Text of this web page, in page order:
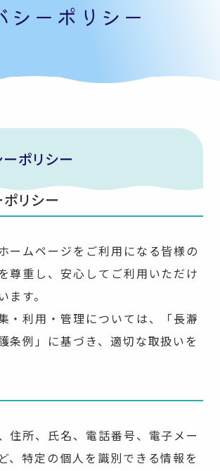
シーポリシー
ポリシー
リシー
ームページをご利用になる皆様の
尊重し、安心してご利用いただけ
ます。
・利用・管理については、「長瀞
条例」に基づき、適切な取扱いを
住所、氏名、電話番号、電子メー
、特定の個人を識別できる情報を